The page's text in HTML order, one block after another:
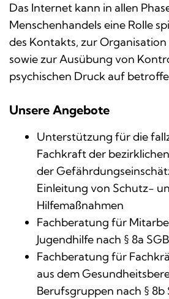
Das Internet kann in allen
Menschenhandels eine Rolle
des Kontakts, zur
sowie zur Ausübung von
psychischen Druck auf
Unsere Angebote
Unterstützung für die
Fachkraft der
der
Einleitung von Schutz-
Hilfemaßnahmen
Fachberatung für
Jugendhilfe nach § 8a
Fachberatung für
aus dem
Berufsgruppen nach § 8b